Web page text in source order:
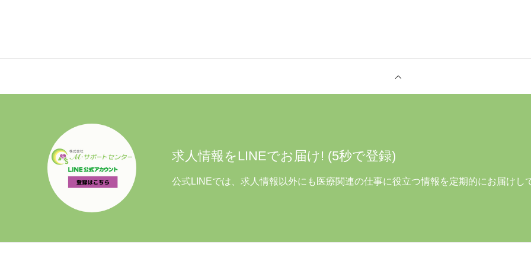
求人情報をLINEでお届け! (5秒で登録)
公式LINEでは、求人情報以外にも医療関連の仕事に役立つ情報を定期的にお届けし